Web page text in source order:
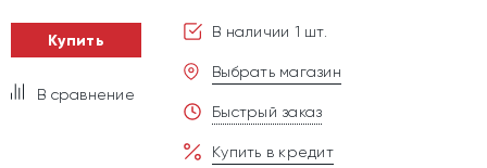
Купить
В сравнение
В наличии 1 шт.
Выбрать магазин
Быстрый заказ
Купить в кредит